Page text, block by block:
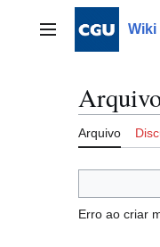
Menu principalWiki
Arquivo
Erro ao criar